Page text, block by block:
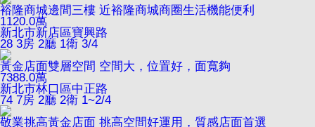
裕隆商城邊間三樓 近裕隆商城商圈生活機能便利
1120.0萬
新北市新店區寶興路
28 3房 2廳 1衛 3/4
黃金店面雙層空間 空間大，位置好，面寬夠
7388.0萬
新北市林口區中正路
74 7房 2廳 2衛 1~2/4
敬業挑高黃金店面 挑高空間好運用，質感店面首選